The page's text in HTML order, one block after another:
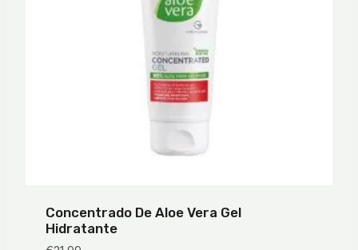
Concentrado De Aloe Vera Gel
Hidratante